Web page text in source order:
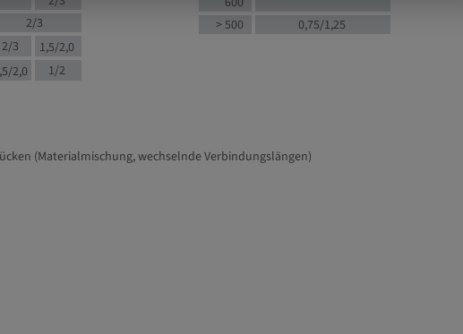
2/3
2/3
1,5/2,0
2,0 1/2
> 500
0,75/1,25
(Materialmischung, wechselnde Verbindungslängen)